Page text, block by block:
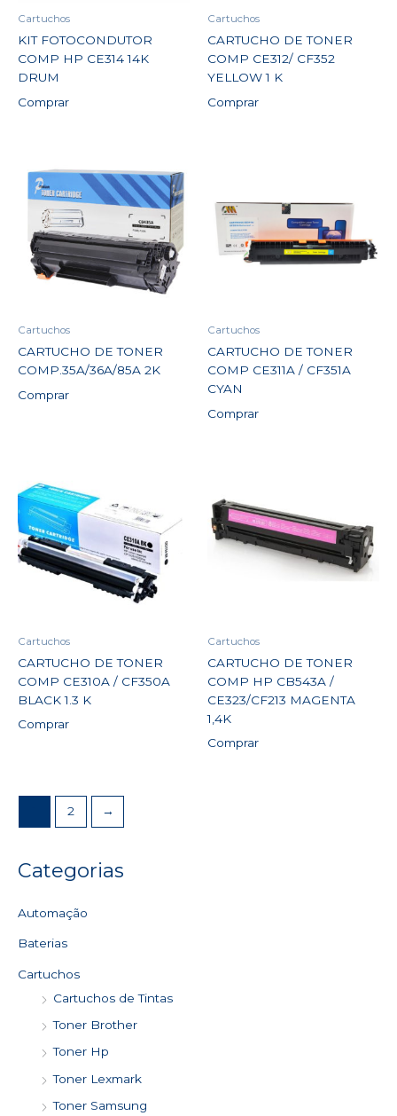
Categorias
Automação
Baterias
Cartuchos
Cartuchos de Tintas
Toner Brother
Toner Hp
Toner Lexmark
Toner Samsung
Cartuchos
KIT FOTOCONDUTOR
COMP HP CE314 14K
DRUM
Comprar
Cartuchos
CARTUCHO DE TONER
COMP CE312/ CF352
YELLOW 1 K
Comprar
Cartuchos
CARTUCHO DE TONER
COMP.35A/36A/85A 2K
Comprar
Cartuchos
CARTUCHO DE TONER
COMP CE311A / CF351A
CYAN
Comprar
Cartuchos
CARTUCHO DE TONER
COMP CE310A / CF350A
BLACK 1.3 K
Comprar
Cartuchos
CARTUCHO DE TONER
COMP HP CB543A /
CE323/CF213 MAGENTA
1,4K
Comprar
2 →